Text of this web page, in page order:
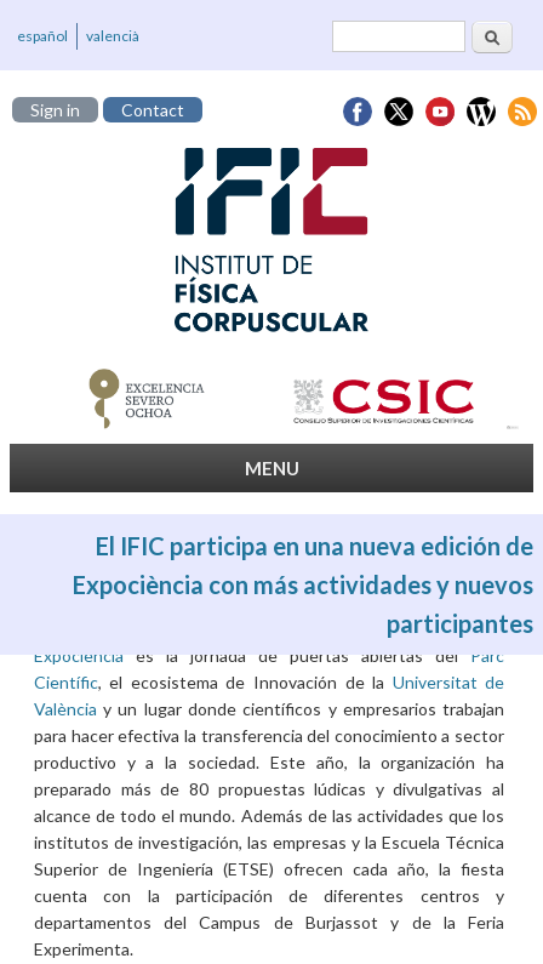
Search
español valencià
Sign in Contact
MENU
El IFIC participa en una nueva edición de
Expociència con más actividades y nuevos
participantes
Expociènciaes la jornada de puertas abiertas delParc
Científic, el ecosistema de Innovación de la Universitat de
València y un lugar donde científicos y empresarios trabajan
para hacer efectiva la transferencia del conocimiento a sector
productivo y a la sociedad. Este año, la organización ha
preparado más de 80 propuestas lúdicas y divulgativas al
alcance de todo el mundo. Además de las actividades que los
institutos de investigación, las empresas y la Escuela Técnica
Superior de Ingeniería (ETSE) ofrecen cada año, la fiesta
cuenta con la participación de diferentes centros y
departamentos del Campus de Burjassot y de la Feria
Experimenta.